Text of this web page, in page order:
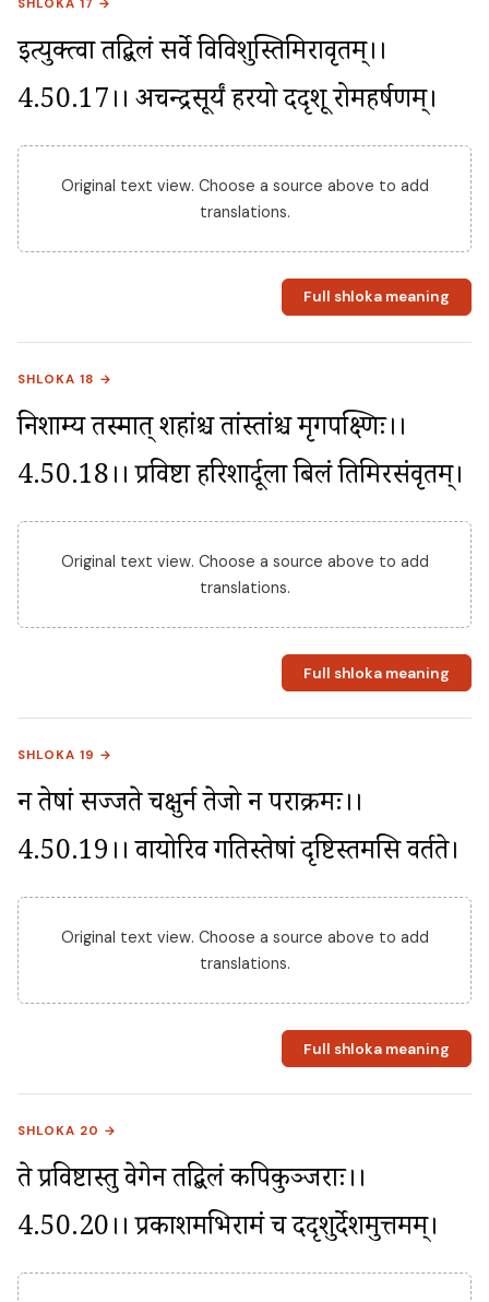
SHLOKA 17 →
इत्युक्त्वा तद्बिलं सर्वे विविशुस्तिमिरावृतम्।।
4.50.17।। अचन्द्रसूर्यं हरयो ददृशू रोमहर्षणम्।
Original text view. Choose a source above to add
translations.
Full shloka meaning
SHLOKA 18 →
निशाम्य तस्मात् शिंहांश्च तांस्तांश्च मृगपक्ष्णिः।।
4.50.18।। प्रविष्टा हरिशार्दूला बिलं तिमिरसंवृतम्।
Original text view. Choose a source above to add
translations.
Full shloka meaning
SHLOKA 19 →
न तेषां सज्जते चक्षुर्न तेजो न पराक्रमः।।
4.50.19।। वायोरिव गतिस्तेषां दृष्टिस्तमसि वर्तते।
Original text view. Choose a source above to add
translations.
Full shloka meaning
SHLOKA 20 →
ते प्रविष्टास्तु वेगेन तद्बिलं कपिकुञ्जराः।।
4.50.20।। प्रकाशमभिरामं च ददृशुर्देशमुत्तमम्।